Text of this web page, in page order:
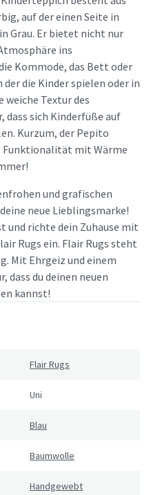
auf der einen Seite in
Grau. Er bietet nicht nur
ins
Kommode, das Bett oder
die Kinder spielen oder in
weiche Textur des
sich Kinderfüße auf
Kurzum, der Pepito
Funktionalität mit Wärme
und grafischen
neue Lieblingsmarke!
und richte dein Zuhause mit
Rugs ein. Flair Rugs steht
Mit Ehrgeiz und einem
dass du deinen neuen
kannst!
Flair Rugs
Uni
Blau
Baumwolle
Handgewebt